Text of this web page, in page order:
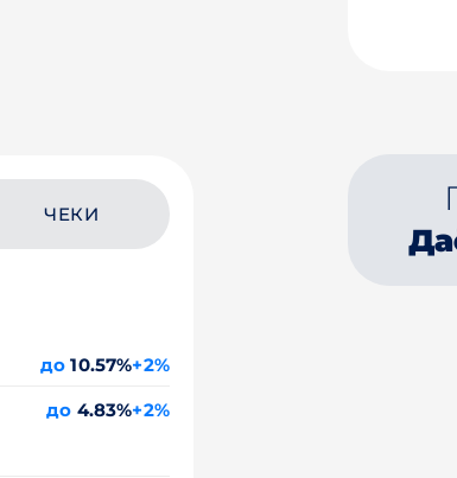
ЧЕКИ
до 10.57%+2%
до 4.83%+2%